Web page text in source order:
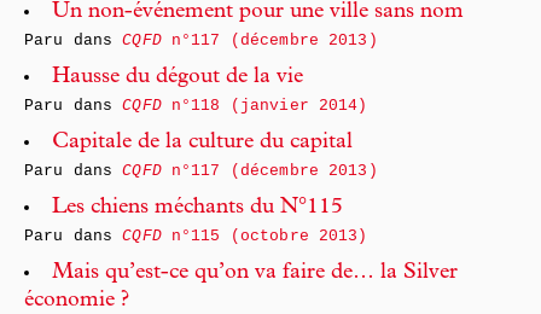
Un non-événement pour une ville sans nom
Paru dansCQFDn°117 (décembre 2013)
Hausse du dégout de la vie
Paru dansCQFDn°118 (janvier 2014)
Capitale de la culture du capital
Paru dansCQFDn°117 (décembre 2013)
Les chiens méchants du N°115
Paru dansCQFDn°115 (octobre 2013)
Mais qu’est-ce qu’on va faire de… la Silver
économie ?